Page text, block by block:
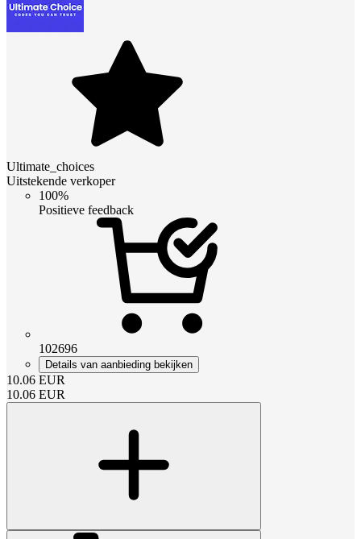
Ultimate_choices
Uitstekende verkoper
100%
Positieve feedback
102696
Details van aanbieding bekijken
10.06 EUR
10.06 EUR